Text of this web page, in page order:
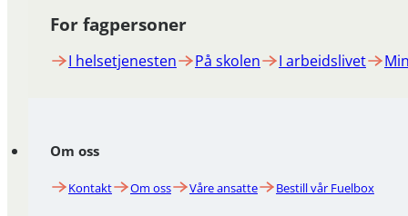
For fagpersoner
I helsetjenesten På skolen I arbeidslivet
Om oss
Kontakt Om oss Våre ansatte Bestill vår Fuelbox